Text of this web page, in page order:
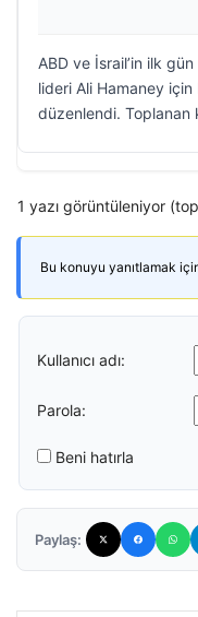
ABD ve İsrail’in ilk gün
lideri Ali Hamaney
düzenlendi. Toplanan
1 yazı görüntüleniyor
Bu konuyu yanıtlamak
Kullanıcı adı:
Parola:
Beni hatırla
Paylaş: